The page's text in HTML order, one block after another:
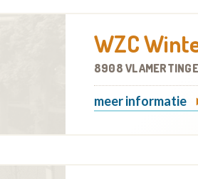
WZC
8908 VLAMERTINGE
meer informatie